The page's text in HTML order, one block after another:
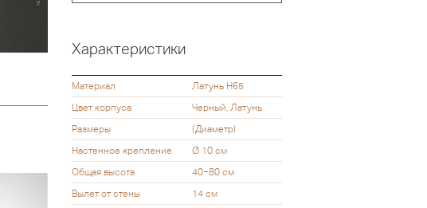
Характеристики
Материал
Латунь H65
Цвет корпуса
Черный, Латунь
Размеры
(Диаметр)
Настенное крепление
Ø 10 см
Общая высота
40−80 см
Вылет от стены
14 см